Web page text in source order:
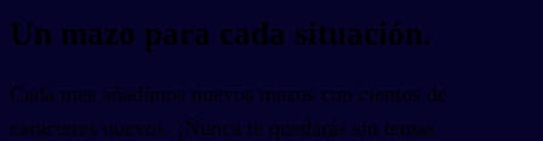
Un mazo para cada situación.
Cada mes añadimos nuevos mazos con cientos de
caracteres nuevos. ¡Nunca te quedarás sin temas